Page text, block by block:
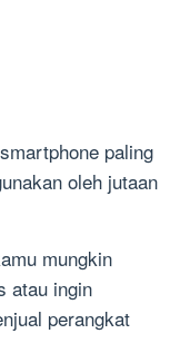
paling
oleh jutaan
mungkin
atau ingin
perangkat